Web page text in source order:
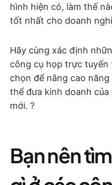
hình hiện có, làm thế
tốt nhất cho doanh
Hãy cùng xác định
công cụ họp trực
chọn để nâng cao
thể đưa kinh doanh
mới. ?
Bạn nên